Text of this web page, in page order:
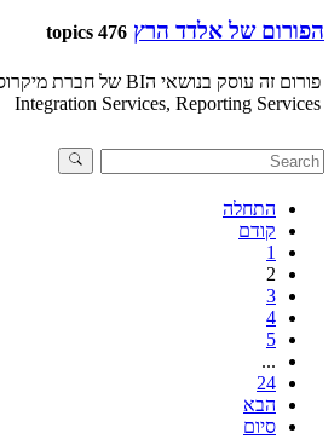
הפורום של אלדד הרץ 476 topics
Integration Services, Reporting Services
התחלה
קודם
1
2
3
4
5
...
24
הבא
סיום